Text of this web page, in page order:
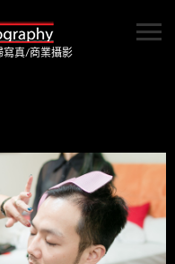
寫真/商業攝影